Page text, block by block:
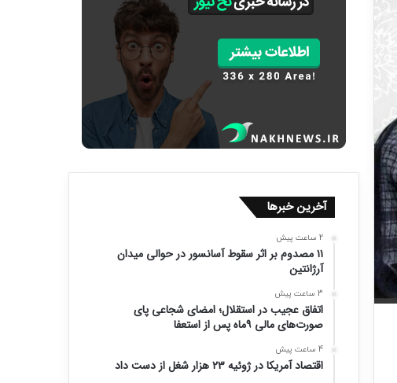
آخرین خبرها
2 ساعت پیش
۱۱ مصدوم بر اثر سقوط آسانسور در حوالی میدان
آرژانتین
3 ساعت پیش
اتفاق عجیب در استقلال؛ امضای شجاعی پای
صورت‌های مالی ۹ماه پس از استعفا
4 ساعت پیش
اقتصاد آمریکا در ژوئیه ۲۳ هزار شغل از دست داد